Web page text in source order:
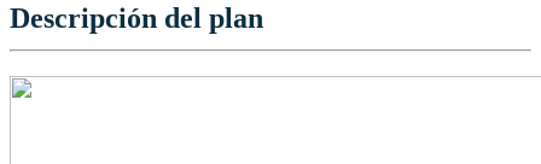
Descripción del plan